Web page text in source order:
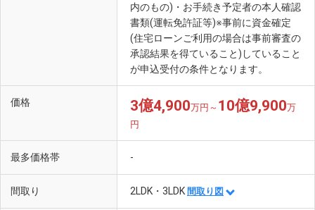
内のもの)・お手続き予定者の本人確認
書類(運転免許証等)※事前に資金確定
(住宅ローンご利用の場合は事前審査の
承認結果を得ていること)していること
が申込受付の条件となります。
価格 3億4,900万円～ 10億9,900万
円
最多価格帯 -
間取り 2LDK・3LDK 間取り図